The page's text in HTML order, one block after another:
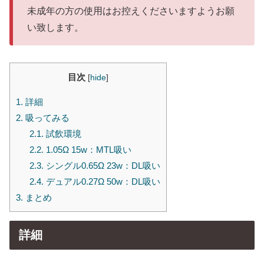
未成年の方の使用はお控えくださいますようお願
い致します。
目次 [hide]
1. 詳細
2. 吸ってみる
2.1. 試飲環境
2.2. 1.05Ω 15w：MTL吸い
2.3. シングル0.65Ω 23w：DL吸い
2.4. デュアル0.27Ω 50w：DL吸い
3. まとめ
詳細